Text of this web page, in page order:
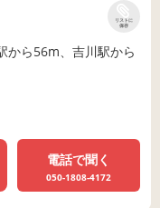
リストに
保存
から56m、吉川駅から
電話で聞く
050-1808-4172